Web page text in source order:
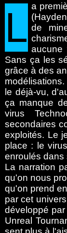
L a
de
aucune
Sans ça les
grâce à des
le déjà-vu,
ça manque
virus
secondaires
exploités. Le
place : le
enroulés dans
La narration
qu'on nous
qu'on prend
par cet
développé
Unreal